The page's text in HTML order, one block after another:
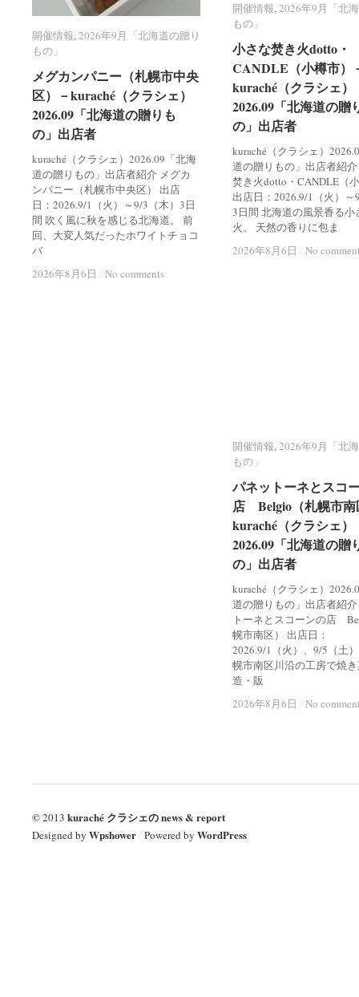
開催情報,2026年9月「北
もの」
小さな焚き火dotto・
CANDLE（小樽市）
kuraché（クラシェ）
2026.09「北海道の贈
の」出店者
kuraché（クラシェ）
道の贈りもの」出店者紹
焚き火dotto・CANDLE（
出店日：2026.9/1（火）～
3日間 北海道の風景香る小
火。 天然の香りに包ま
2026年8月6日 / No
開催情報 2026年9月「北
もの」
小さな焚き火dotto・
CANDLE（小樽市）
kuraché（クラシェ）
2026.09「北海道の贈
の」出店者
2026年8月6日 / No
開催情報,2026年9月「北海道の贈り
もの」
メグカンパニー（札幌市中央
区）－kuraché（クラシェ）
2026.09「北海道の贈りも
の」出店者
kuraché（クラシェ）2026.09「北海
道の贈りもの」出店者紹介 メグカ
ンパニー（札幌市中央区） 出店
日：2026.9/1（火）～9/3（木）3日
間 吹く風に秋を感じる北海道。 前
回、大変人気だったホワイトチョコ
バ
2026年8月6日 / No comments
開催情報 2026年9月「北海道の贈り
もの」
メグカンパニー（札幌市中央
区）－kuraché（クラシェ）
2026.09「北海道の贈りも
の」出店者
2026年8月6日 / No comments
開催情報,2026年9月「北
もの」
パネットーネとスコ
店 Belgio（札幌市南
kuraché（クラシェ）
2026.09「北海道の贈
の」出店者
kuraché（クラシェ）
道の贈りもの」出店者紹
トーネとスコーンの店
幌市南区） 出店日：
2026.9/1（火）、9/5（土
幌市南区川沿の工房で焼
造・販
2026年8月6日 / No
開催情報 2026年9月「北
もの」
パネットーネとスコ
店 Belgio（札幌市南
kuraché（クラシェ）
2026.09「北海道の贈
の」出店者
2026年8月6日 / No
© 2013 kuraché クラシェの news & report
Designed by Wpshower/ Powered by WordPress